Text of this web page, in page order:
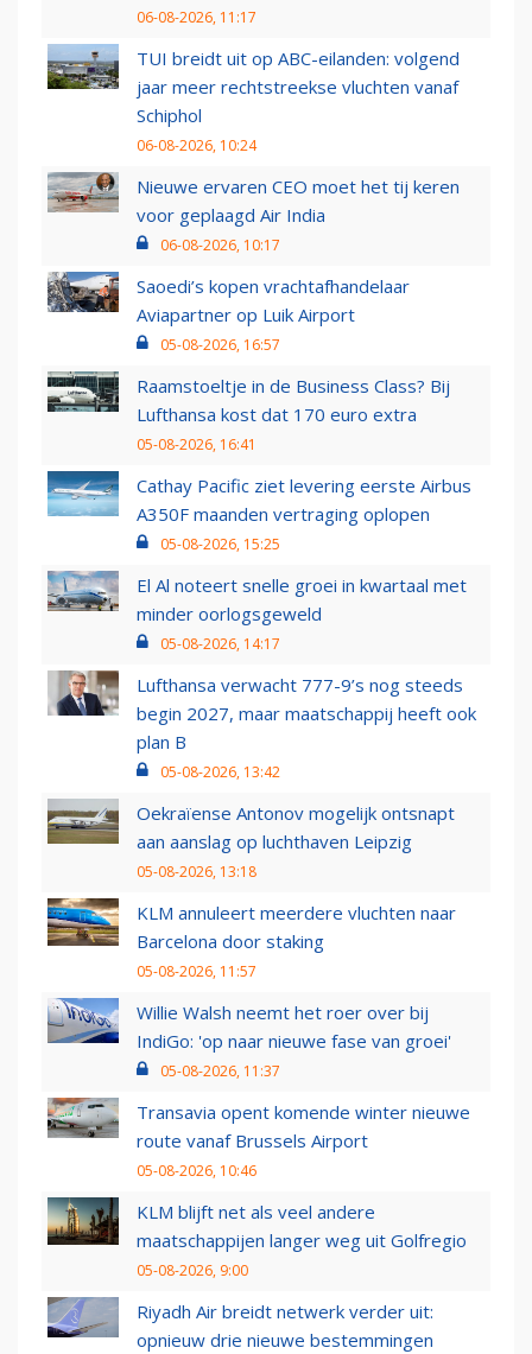
06-08-2026, 11:17
TUI breidt uit op ABC-eilanden: volgend
jaar meer rechtstreekse vluchten vanaf
Schiphol
06-08-2026, 10:24
Nieuwe ervaren CEO moet het tij keren
voor geplaagd Air India
06-08-2026, 10:17
Saoedi’s kopen vrachtafhandelaar
Aviapartner op Luik Airport
05-08-2026, 16:57
Raamstoeltje in de Business Class? Bij
Lufthansa kost dat 170 euro extra
05-08-2026, 16:41
Cathay Pacific ziet levering eerste Airbus
A350F maanden vertraging oplopen
05-08-2026, 15:25
El Al noteert snelle groei in kwartaal met
minder oorlogsgeweld
05-08-2026, 14:17
Lufthansa verwacht 777-9’s nog steeds
begin 2027, maar maatschappij heeft ook
plan B
05-08-2026, 13:42
Oekraïense Antonov mogelijk ontsnapt
aan aanslag op luchthaven Leipzig
05-08-2026, 13:18
KLM annuleert meerdere vluchten naar
Barcelona door staking
05-08-2026, 11:57
Willie Walsh neemt het roer over bij
IndiGo: 'op naar nieuwe fase van groei'
05-08-2026, 11:37
Transavia opent komende winter nieuwe
route vanaf Brussels Airport
05-08-2026, 10:46
KLM blijft net als veel andere
maatschappijen langer weg uit Golfregio
05-08-2026, 9:00
Riyadh Air breidt netwerk verder uit:
opnieuw drie nieuwe bestemmingen